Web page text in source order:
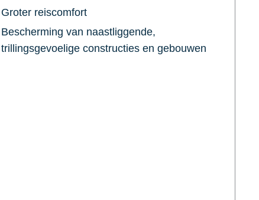
Groter reiscomfort
Bescherming van naastliggende,
trillingsgevoelige constructies en gebouwen